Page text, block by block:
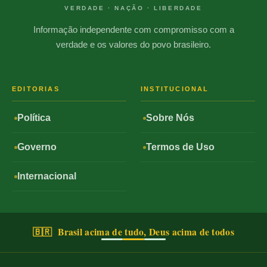
VERDADE · NAÇÃO · LIBERDADE
Informação independente com compromisso com a
verdade e os valores do povo brasileiro.
EDITORIAS
Política
Governo
Internacional
INSTITUCIONAL
Sobre Nós
Termos de Uso
🇧🇷 Brasil acima de tudo, Deus acima de todos